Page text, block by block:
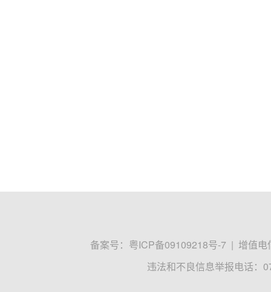
备案号： 粤ICP备09109218号-7 | 增值电
违法和不良信息举报电话：